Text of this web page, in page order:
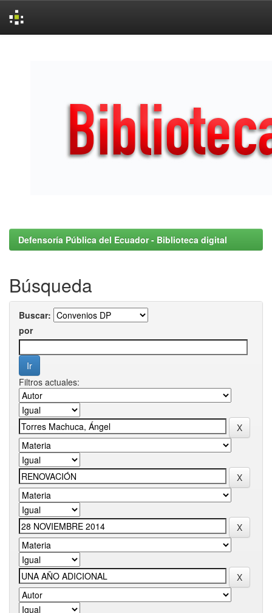
Defensoría Pública del Ecuador - Biblioteca digital
Búsqueda
Buscar:
por
Filtros actuales: